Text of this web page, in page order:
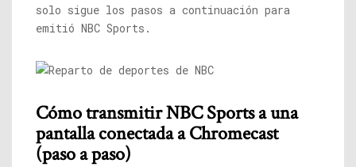
solo sigue los pasos a continuación para
emitió NBC Sports.
Cómo transmitir NBC Sports a una
pantalla conectada a Chromecast
(paso a paso)